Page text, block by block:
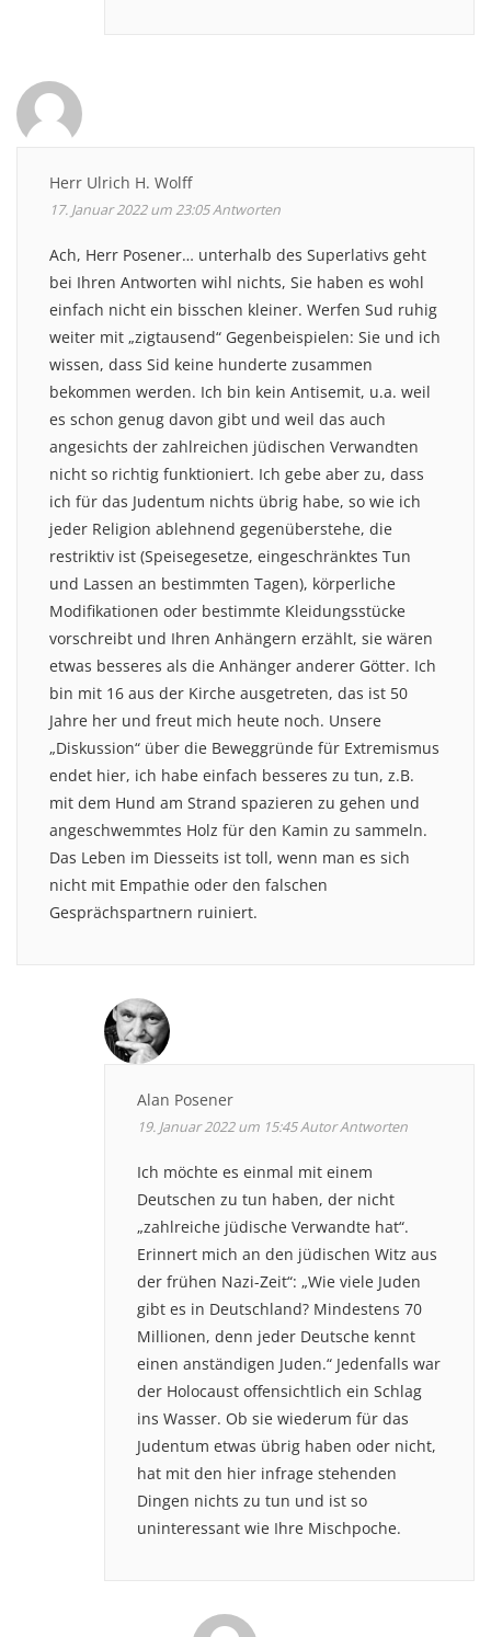
Herr Ulrich H. Wolff
17. Januar 2022 um 23:05Antworten
Ach, Herr Posener… unterhalb des Superlativs geht
bei Ihren Antworten wihl nichts, Sie haben es wohl
einfach nicht ein bisschen kleiner. Werfen Sud ruhig
weiter mit „zigtausend“ Gegenbeispielen: Sie und ich
wissen, dass Sid keine hunderte zusammen
bekommen werden. Ich bin kein Antisemit, u.a. weil
es schon genug davon gibt und weil das auch
angesichts der zahlreichen jüdischen Verwandten
nicht so richtig funktioniert. Ich gebe aber zu, dass
ich für das Judentum nichts übrig habe, so wie ich
jeder Religion ablehnend gegenüberstehe, die
restriktiv ist (Speisegesetze, eingeschränktes Tun
und Lassen an bestimmten Tagen), körperliche
Modifikationen oder bestimmte Kleidungsstücke
vorschreibt und Ihren Anhängern erzählt, sie wären
etwas besseres als die Anhänger anderer Götter. Ich
bin mit 16 aus der Kirche ausgetreten, das ist 50
Jahre her und freut mich heute noch. Unsere
„Diskussion“ über die Beweggründe für Extremismus
endet hier, ich habe einfach besseres zu tun, z.B.
mit dem Hund am Strand spazieren zu gehen und
angeschwemmtes Holz für den Kamin zu sammeln.
Das Leben im Diesseits ist toll, wenn man es sich
nicht mit Empathie oder den falschen
Gesprächspartnern ruiniert.
Alan Posener
19. Januar 2022 um 15:45AutorAntworten
Ich möchte es einmal mit einem
Deutschen zu tun haben, der nicht
„zahlreiche jüdische Verwandte hat“.
Erinnert mich an den jüdischen Witz aus
der frühen Nazi-Zeit“: „Wie viele Juden
gibt es in Deutschland? Mindestens 70
Millionen, denn jeder Deutsche kennt
einen anständigen Juden.“ Jedenfalls war
der Holocaust offensichtlich ein Schlag
ins Wasser. Ob sie wiederum für das
Judentum etwas übrig haben oder nicht,
hat mit den hier infrage stehenden
Dingen nichts zu tun und ist so
uninteressant wie Ihre Mischpoche.